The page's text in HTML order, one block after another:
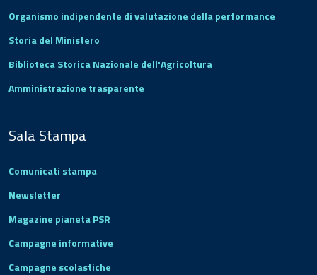
Organismo indipendente di valutazione della performance
Storia del Ministero
Biblioteca Storica Nazionale dell'Agricoltura
Amministrazione trasparente
Sala Stampa
Comunicati stampa
Newsletter
Magazine pianeta PSR
Campagne informative
Campagne scolastiche